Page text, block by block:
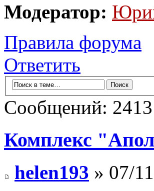
Модератор:
Правила форума
Ответить
Сообщений: 2413
Комплекс
helen193 » 07/